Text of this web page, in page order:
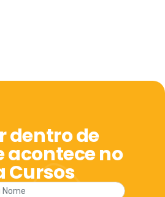
dentro de
acontece no
Cursos